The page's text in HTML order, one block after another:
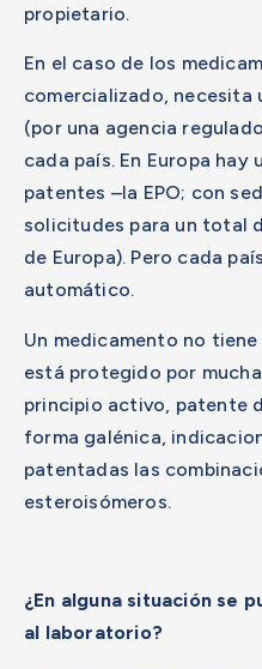
propietario.
En el caso de los
comercializado, necesita
(por una agencia
cada país. En Europa hay
patentes –la EPO; con
solicitudes para un total
de Europa). Pero cada
automático.
Un medicamento no
está protegido por
principio activo, patente
forma galénica,
patentadas las
esteroisómeros.
¿En alguna situación se
al laboratorio?